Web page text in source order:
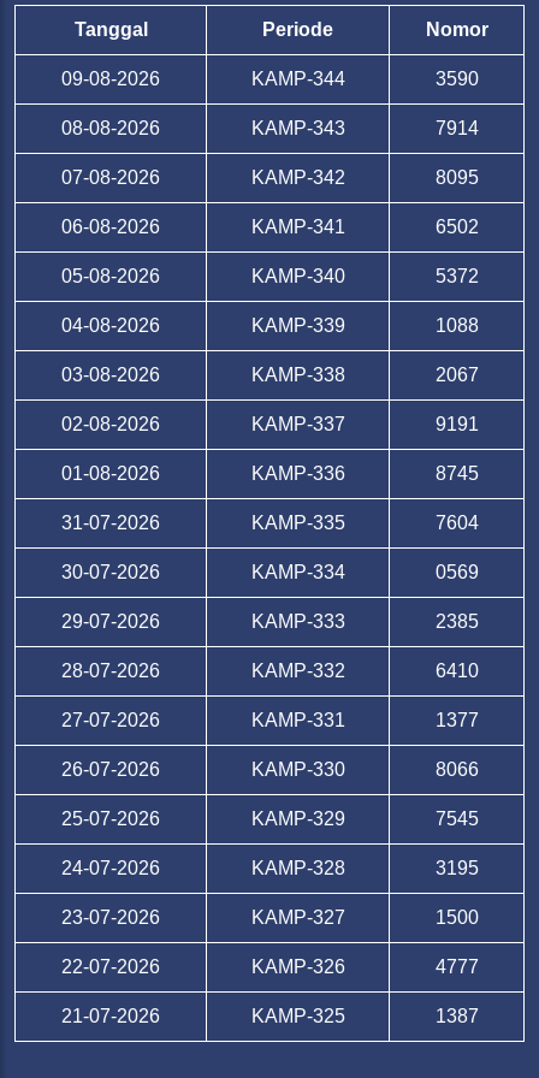
Tanggal Periode Nomor
09-08-2026 KAMP-344 3590
08-08-2026 KAMP-343 7914
07-08-2026 KAMP-342 8095
06-08-2026 KAMP-341 6502
05-08-2026 KAMP-340 5372
04-08-2026 KAMP-339 1088
03-08-2026 KAMP-338 2067
02-08-2026 KAMP-337 9191
01-08-2026 KAMP-336 8745
31-07-2026 KAMP-335 7604
30-07-2026 KAMP-334 0569
29-07-2026 KAMP-333 2385
28-07-2026 KAMP-332 6410
27-07-2026 KAMP-331 1377
26-07-2026 KAMP-330 8066
25-07-2026 KAMP-329 7545
24-07-2026 KAMP-328 3195
23-07-2026 KAMP-327 1500
22-07-2026 KAMP-326 4777
21-07-2026 KAMP-325 1387